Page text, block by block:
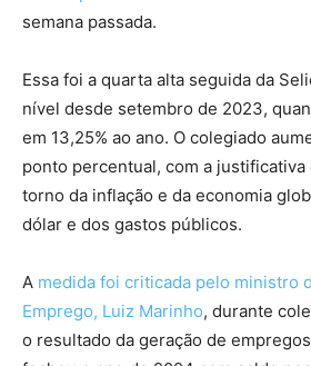
semana passada.
Essa foi a quarta alta seguida da
nível desde setembro de 2023,
em 13,25% ao ano. O colegiado
ponto percentual, com a
torno da inflação e da economia
dólar e dos gastos públicos.
A medida foi criticada pelo ministro
Emprego, Luiz Marinho, durante
o resultado da geração de